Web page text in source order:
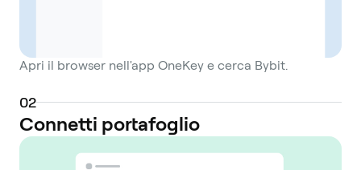
Apri il browser nell'app OneKey e cerca Bybit.
02
Connetti portafoglio